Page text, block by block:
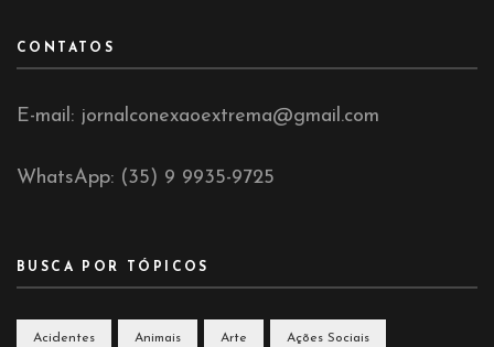
CONTATOS
E-mail: jornalconexaoextrema@gmail.com
WhatsApp: (35) 9 9935-9725
BUSCA POR TÓPICOS
Acidentes Animais Arte Ações Sociais